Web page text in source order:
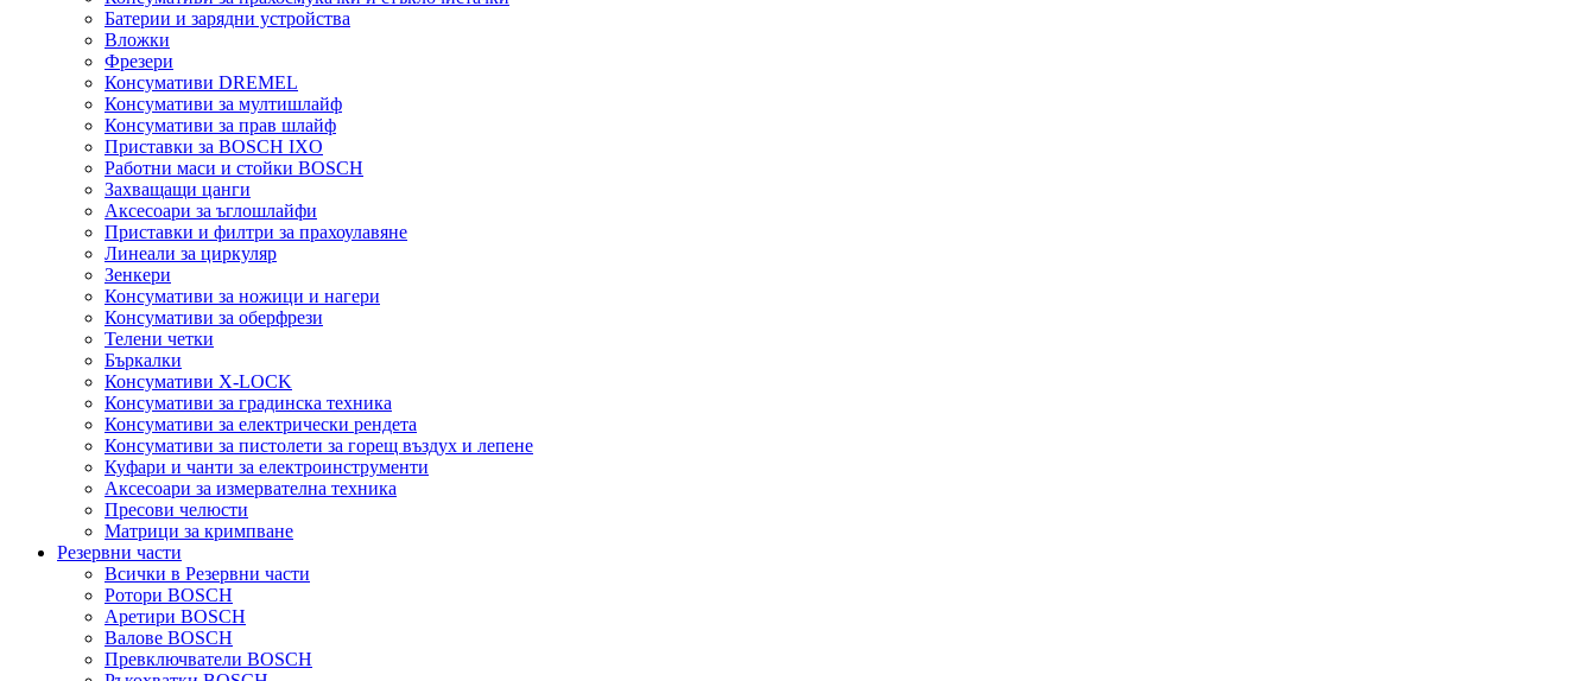
Батерии и зарядни устройства
Вложки
Фрезери
Консумативи DREMEL
Консумативи за мултишлайф
Консумативи за прав шлайф
Приставки за BOSCH IXO
Работни маси и стойки BOSCH
Захващащи цанги
Аксесоари за ъглошлайфи
Приставки и филтри за прахоулавяне
Линеали за циркуляр
Зенкери
Консумативи за ножици и нагери
Консумативи за оберфрези
Телени четки
Бъркалки
Консумативи X-LOCK
Консумативи за градинска техника
Консумативи за електрически рендета
Консумативи за пистолети за горещ въздух и лепене
Куфари и чанти за електроинструменти
Аксесоари за измервателна техника
Пресови челюсти
Матрици за кримпване
Резервни части
Всички в Резервни части
Ротори BOSCH
Аретири BOSCH
Валове BOSCH
Превключватели BOSCH